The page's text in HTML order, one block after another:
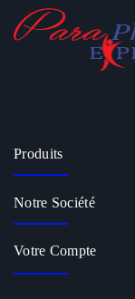
Produits
Notre Société
Votre Compte